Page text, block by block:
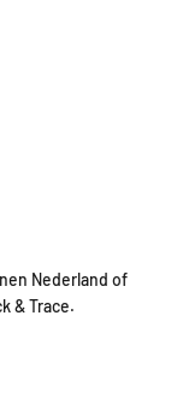
Nederland of
& Trace.